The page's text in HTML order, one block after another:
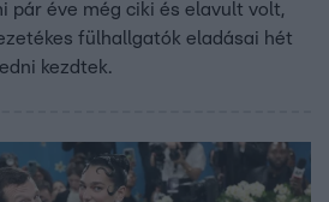
pár éve még ciki és elavult volt,
fülhallgatók eladásai hét
kezdtek.